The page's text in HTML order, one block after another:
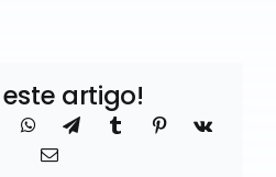
artigo!